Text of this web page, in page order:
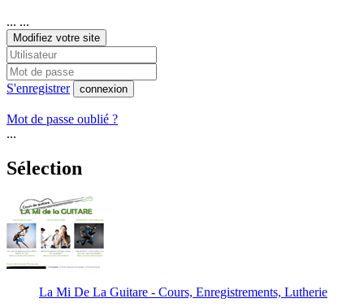
... ...
Modifiez votre site
S'enregistrer connexion
Mot de passe oublié ?
...
Sélection
La Mi De La Guitare - Cours, Enregistrements, Lutherie